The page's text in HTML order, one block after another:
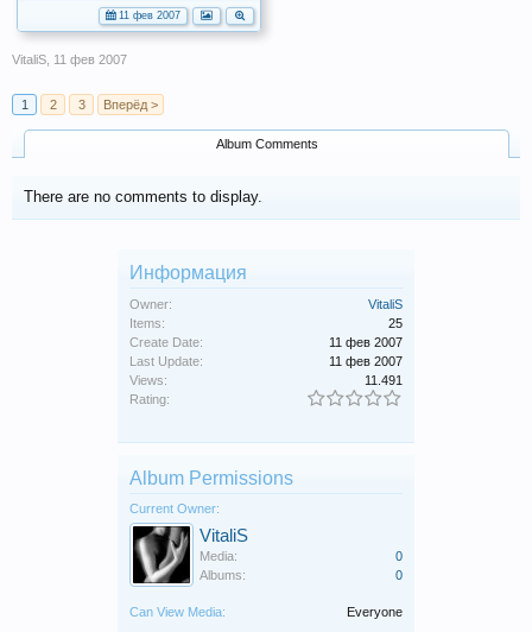
11 фев 2007
VitaliS 11 фев 2007
1 2 3 Вперёд >
Album Comments
There are no comments to display.
Информация
Owner:
VitaliS
Items:
25
Create Date:
11 фев 2007
Last Update:
11 фев 2007
Views:
11.491
Rating:
Album Permissions
Current Owner:
VitaliS
Media:
0
Albums:
0
Can View Media:
Everyone